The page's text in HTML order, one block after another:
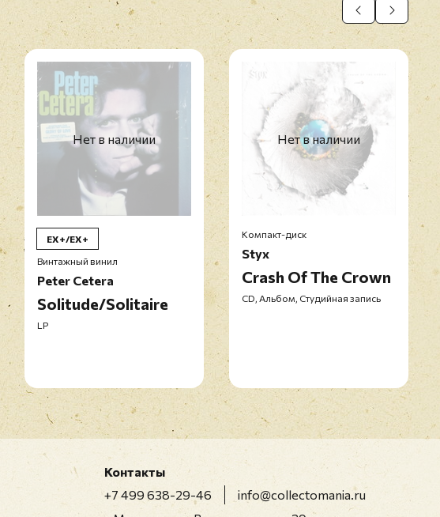
Нет в наличии
EX+/EX+
Винтажный винил
Peter Cetera
Solitude/Solitaire
LP
Нет в наличии
Компакт-диск
Styx
Crash Of The Crown
CD, Альбом, Студийная запись
Контакты
+7 499 638-29-46
info@collectomania.ru